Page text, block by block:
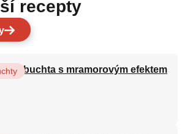
recepty
litá buchta s mramorovým efektem